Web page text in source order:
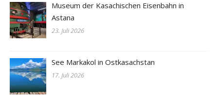
Museum der Kasachischen Eisenbahn in
Astana
23. Juli 2026
See Markakol in Ostkasachstan
17. Juli 2026